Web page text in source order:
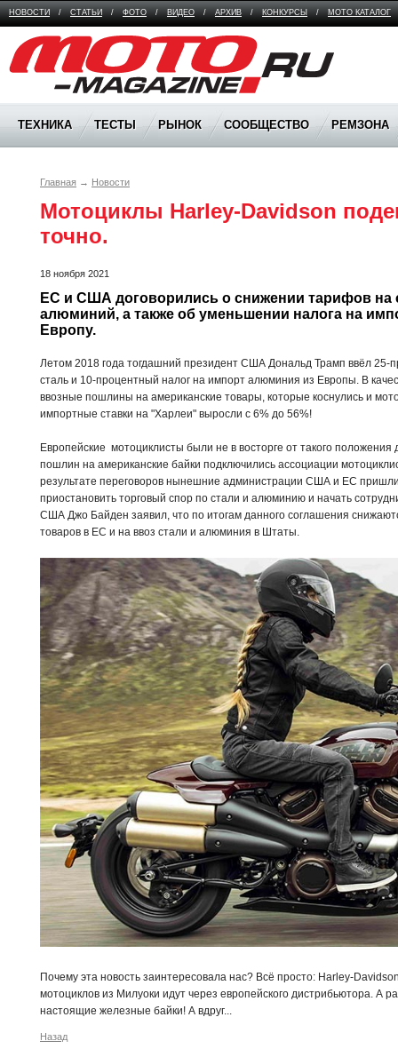
НОВОСТИ / СТАТЬИ / ФОТО / ВИДЕО / АРХИВ / КОНКУРСЫ / МОТО КАТАЛОГ
Moto Magazine
ТЕХНИКА ТЕСТЫ РЫНОК СООБЩЕСТВО РЕМЗОНА
Главная → Новости
Мотоциклы Harley-Davidson
точно.
18 ноября 2021
ЕС и США договорились о снижении тарифов на
алюминий, а также об уменьшении налога на
Европу.
Летом 2018 года тогдашний президент США Дональд Трамп ввёл
сталь и 10-процентный налог на импорт алюминия из Европы. В
ввозные пошлины на американские товары, которые коснулись и
импортные ставки на "Харлеи" выросли с 6% до 56%!
Европейские мотоциклисты были не в восторге от такого
пошлин на американские байки подключились ассоциации
результате переговоров нынешние администрации США и ЕС пришли
приостановить торговый спор по стали и алюминию и начать
США Джо Байден заявил, что по итогам данного соглашения
товаров в ЕС и на ввоз стали и алюминия в Штаты.
Почему эта новость заинтересовала нас? Всё просто: Harley-
мотоциклов из Милуоки идут через европейского дистрибьютора. А
настоящие железные байки! А вдруг...
Назад